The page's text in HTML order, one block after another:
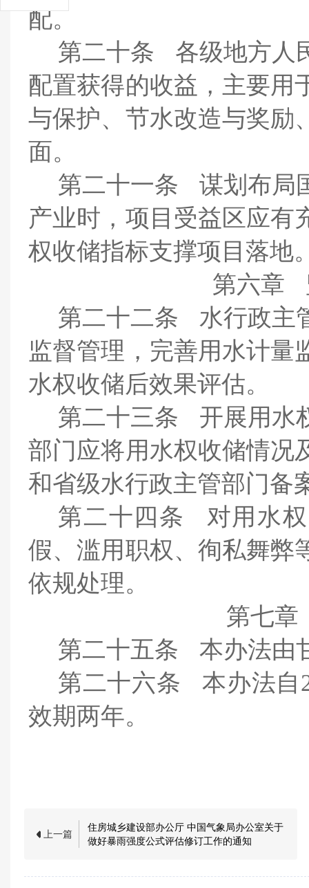
配。
第二十条
各级地方人
配置获得的收益，主要用
与保护、节水改造与奖励
面。
第二十一条
谋划布局
产业时，项目受益区应有
权收储指标支撑项目落地
第六章
第二十二条
水行政主
监督管理，完善用水计量
水权收储后效果评估。
第二十三条
开展用水
部门应将用水权收储情况
和省级水行政主管部门备
第二十四条
对用水
假、滥用职权、徇私舞弊
依规处理。
第七章
第二十五条
本办法由
第二十六条
本办法自
效期两年。
上一篇
住房城乡建设部办公厅 中国气象局办公室关于
做好暴雨强度公式评估修订工作的通知